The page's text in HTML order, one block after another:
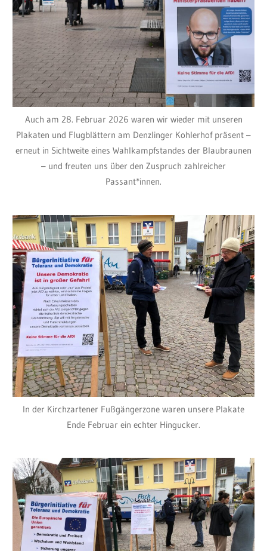
Auch am 28. Februar 2026 waren wir wieder mit unseren
Plakaten und Flugblättern am Denzlinger Kohlerhof präsent –
erneut in Sichtweite eines Wahlkampfstandes der Blaubraunen
– und freuten uns über den Zuspruch zahlreicher
Passant*innen.
In der Kirchzartener Fußgängerzone waren unsere Plakate
Ende Februar ein echter Hingucker.